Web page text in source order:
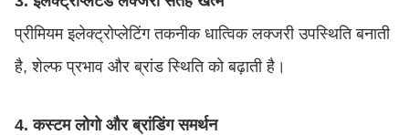
प्रीमियम इलेक्ट्रोप्लेटिंग तकनीक धात्विक लक्जरी उपस्थिति बनाती
है, शेल्फ प्रभाव और ब्रांड स्थिति को बढ़ाती है।
4. कस्टम लोगो और ब्रांडिंग समर्थन